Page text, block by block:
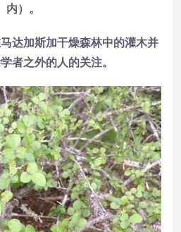
内）。
达加斯加干燥森林中的灌木并
者之外的人的关注。